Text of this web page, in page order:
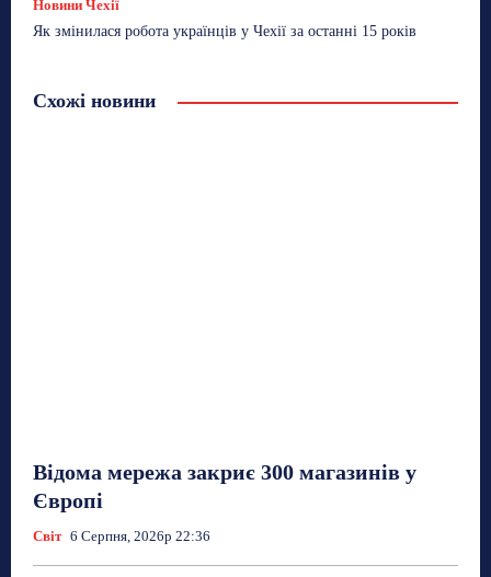
Новини Чехії
Як змінилася робота українців у Чехії за останні 15 років
Схожі новини
Відома мережа закриє 300 магазинів у
Європі
Світ 6 Серпня, 2026р 22:36